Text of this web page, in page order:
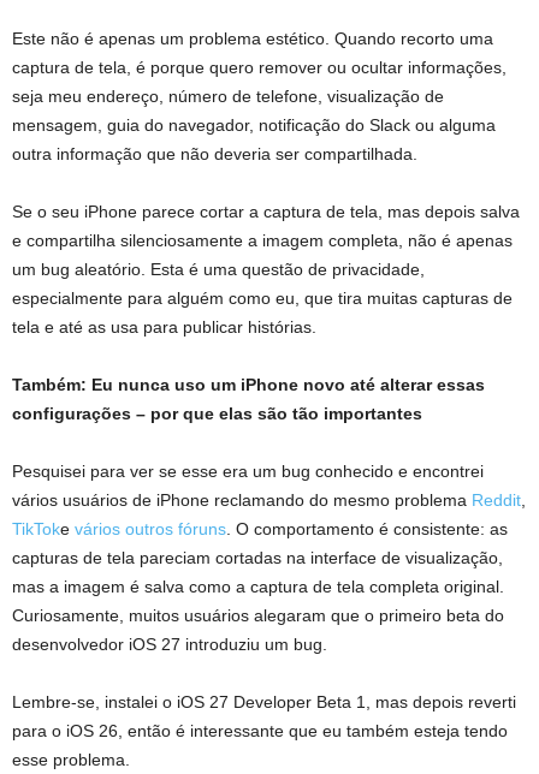
Este não é apenas um problema estético. Quando recorto uma
captura de tela, é porque quero remover ou ocultar informações,
seja meu endereço, número de telefone, visualização de
mensagem, guia do navegador, notificação do Slack ou alguma
outra informação que não deveria ser compartilhada.
Se o seu iPhone parece cortar a captura de tela, mas depois salva
e compartilha silenciosamente a imagem completa, não é apenas
um bug aleatório. Esta é uma questão de privacidade,
especialmente para alguém como eu, que tira muitas capturas de
tela e até as usa para publicar histórias.
Também: Eu nunca uso um iPhone novo até alterar essas
configurações – por que elas são tão importantes
Pesquisei para ver se esse era um bug conhecido e encontrei
vários usuários de iPhone reclamando do mesmo problema Reddit
TikToke vários outros fóruns . O comportamento é consistente: as
capturas de tela pareciam cortadas na interface de visualização,
mas a imagem é salva como a captura de tela completa original.
Curiosamente, muitos usuários alegaram que o primeiro beta do
desenvolvedor iOS 27 introduziu um bug.
Lembre-se, instalei o iOS 27 Developer Beta 1, mas depois reverti
para o iOS 26, então é interessante que eu também esteja tendo
esse problema.